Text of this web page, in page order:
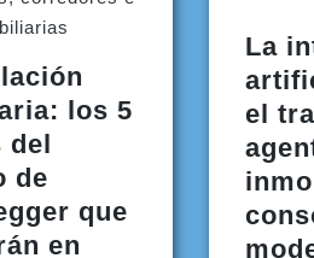
los 5
del
de
que
en
La
el